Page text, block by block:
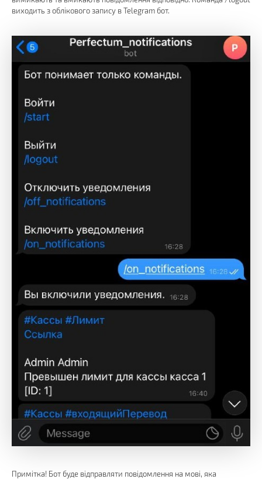
виходить з облікового запису в Telegram бот.
Примітка! Бот буде відправляти повідомлення на мові, яка